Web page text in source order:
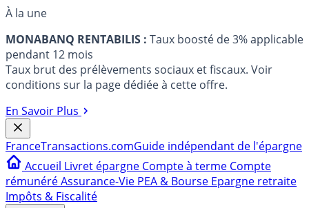
À la une
MONABANQ RENTABILIS : Taux boosté de 3% applicable
pendant 12 mois
Taux brut des prélèvements sociaux et fiscaux. Voir
conditions sur la page dédiée à cette offre.
En Savoir Plus
FranceTransactions.comGuide indépendant de l'épargne
Accueil Livret épargne Compte à terme Compte
rémunéréAssurance-Vie PEA & Bourse Epargne retraite
Impôts & Fiscalité